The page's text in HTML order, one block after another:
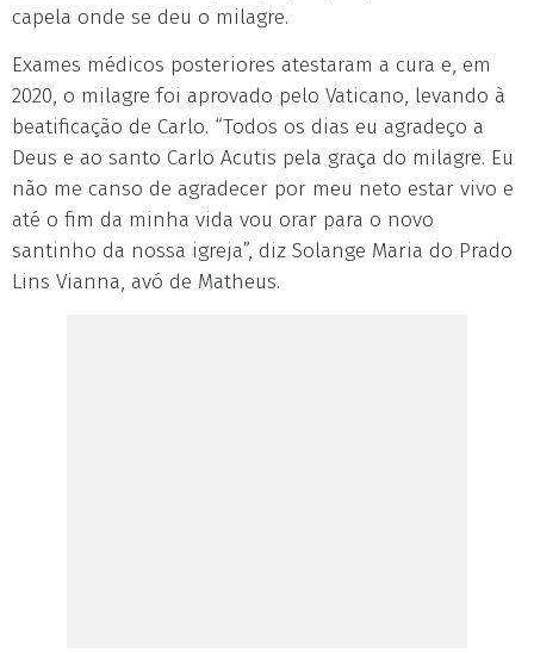
capela onde se deu o milagre.
Exames médicos posteriores atestaram a cura e, em
2020, o milagre foi aprovado pelo Vaticano, levando à
beatificação de Carlo. “Todos os dias eu agradeço a
Deus e ao santo Carlo Acutis pela graça do milagre. Eu
não me canso de agradecer por meu neto estar vivo e
até o fim da minha vida vou orar para o novo
santinho da nossa igreja”, diz Solange Maria do Prado
Lins Vianna, avó de Matheus.